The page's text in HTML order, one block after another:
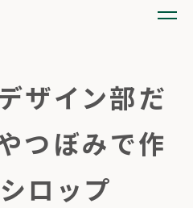
ザイン部だ
つぼみで作
ロップ